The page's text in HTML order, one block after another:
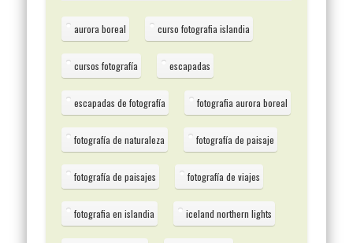
aurora boreal curso fotografia islandia
cursos fotografía escapadas
escapadas de fotografía fotografia aurora boreal
fotografía de naturaleza fotografía de paisaje
fotografía de paisajes fotografía de viajes
fotografia en islandia iceland northern lights